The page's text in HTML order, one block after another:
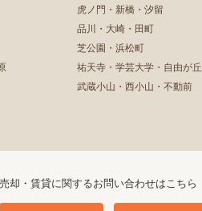
虎ノ門・新橋・汐留
品川・大崎・田町
芝公園・浜松町
祐天寺・学芸大学・自由が丘
武蔵小山・西小山・不動前
売却・賃貸に関するお問い合わせはこちら